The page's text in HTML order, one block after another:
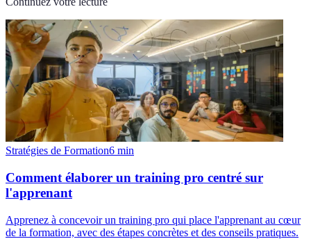
Stratégies de Formation6 min
Comment élaborer un training pro centré sur
l'apprenant
Apprenez à concevoir un training pro qui place l'apprenant au cœur
de la formation, avec des étapes concrètes et des conseils pratiques.